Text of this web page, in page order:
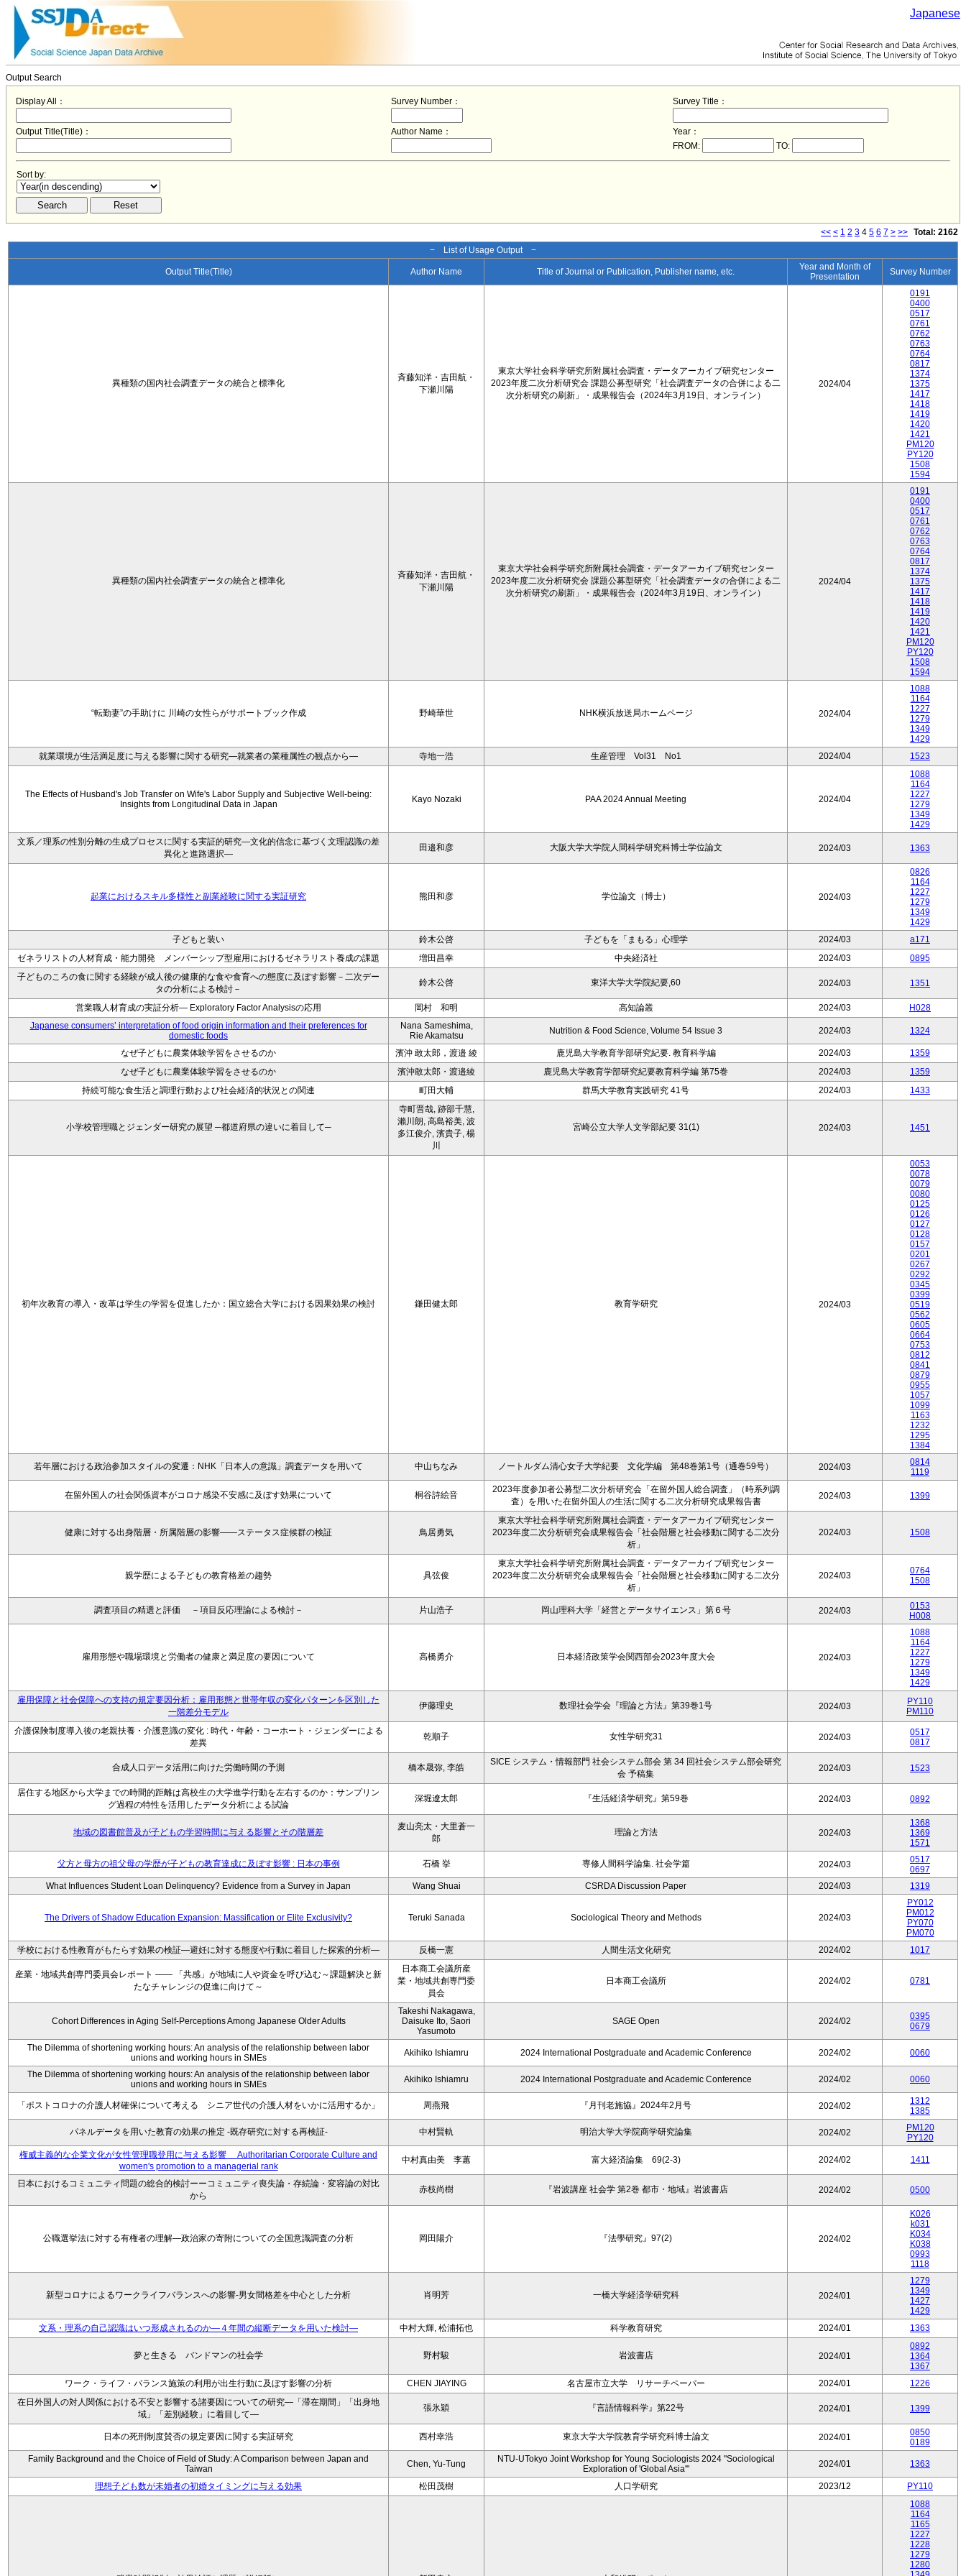
Japanese
Output Search
Display All： Survey Number： Survey Title：
Output Title(Title)： Author Name：
Year：
FROM:
TO:
Sort by:
<< < 1 2 3 4 5 6 7 > >> Total: 2162
− List of Usage Output −
Output Title(Title) Author Name Title of Journal or Publication, Publisher name, etc.
Year and Month of
Presentation
Survey Number
異種類の国内社会調査データの統合と標準化
斉藤知洋・吉田航・
下瀬川陽
東京大学社会科学研究所附属社会調査・データアーカイブ研究センター
2023年度二次分析研究会 課題公募型研究「社会調査データの合併による二
次分析研究の刷新」・成果報告会（2024年3月19日、オンライン）
2024/04
0191
0400
0517
0761
0762
0763
0764
0817
1374
1375
1417
1418
1419
1420
1421
PM120
PY120
1508
1594
異種類の国内社会調査データの統合と標準化
斉藤知洋・吉田航・
下瀬川陽
東京大学社会科学研究所附属社会調査・データアーカイブ研究センター
2023年度二次分析研究会 課題公募型研究「社会調査データの合併による二
次分析研究の刷新」・成果報告会（2024年3月19日、オンライン）
2024/04
0191
0400
0517
0761
0762
0763
0764
0817
1374
1375
1417
1418
1419
1420
1421
PM120
PY120
1508
1594
“転勤妻”の手助けに 川崎の女性らがサポートブック作成 野崎華世 NHK横浜放送局ホームページ 2024/04
1088
1164
1227
1279
1349
1429
就業環境が生活満足度に与える影響に関する研究―就業者の業種属性の観点から―
寺地一浩 生産管理 Vol31 No1 2024/04 1523
The Effects of Husband's Job Transfer on Wife's Labor Supply and Subjective Well-being:
Insights from Longitudinal Data in Japan
Kayo Nozaki PAA 2024 Annual Meeting 2024/04
1088
1164
1227
1279
1349
1429
文系／理系の性別分離の生成プロセスに関する実証的研究—文化的信念に基づく文理認識の差
異化と進路選択—
田邉和彦 大阪大学大学院人間科学研究科博士学位論文 2024/03 1363
起業におけるスキル多様性と副業経験に関する実証研究 熊田和彦 学位論文（博士） 2024/03
0826
1164
1227
1279
1349
1429
子どもと装い
鈴木公啓 子どもを「まもる」心理学 2024/03
a171
ゼネラリストの人材育成・能力開発 メンバーシップ型雇用におけるゼネラリスト養成の課題
増田昌幸 中央経済社 2024/03
0895
子どものころの食に関する経験が成人後の健康的な食や食育への態度に及ぼす影響－二次デー
タの分析による検討－
鈴木公啓 東洋大学大学院紀要,60 2024/03 1351
営業職人材育成の実証分析― Exploratory Factor Analysisの応用 岡村 和明 高知論叢 2024/03
H028
Japanese consumers’ interpretation of food origin information and their preferences for
domestic foods
Nana Sameshima,
Rie Akamatsu
Nutrition & Food Science, Volume 54 Issue 3 2024/03 1324
なぜ子どもに農業体験学習をさせるのか 濱沖 敢太郎，渡邉 綾 鹿児島大学教育学部研究紀要. 教育科学編 2024/03
1359
なぜ子どもに農業体験学習をさせるのか
濱沖敢太郎・渡邉綾 鹿児島大学教育学部研究紀要教育科学編 第75巻 2024/03
1359
持続可能な食生活と調理行動および社会経済的状況との関連
町田大輔 群馬大学教育実践研究 41号 2024/03 1433
小学校管理職とジェンダー研究の展望 ─都道府県の違いに着目して─
寺町晋哉, 跡部千慧,
瀨川朗, 高島裕美, 波
多江俊介, 濱貴子, 楊
川
宮崎公立大学人文学部紀要 31(1) 2024/03 1451
初年次教育の導入・改革は学生の学習を促進したか：国立総合大学における因果効果の検討 鎌田健太郎 教育学研究 2024/03
0053
0078
0079
0080
0125
0126
0127
0128
0157
0201
0267
0292
0345
0399
0519
0562
0605
0664
0753
0812
0841
0879
0955
1057
1099
1163
1232
1295
1384
若年層における政治参加スタイルの変遷：NHK「日本人の意識」調査データを用いて 中山ちなみ ノートルダム清心女子大学紀要 文化学編 第48巻第1号（通巻59号） 2024/03
0814
1119
在留外国人の社会関係資本がコロナ感染不安感に及ぼす効果について 桐谷詩絵音
2023年度参加者公募型二次分析研究会「在留外国人総合調査」（時系列調
査）を用いた在留外国人の生活に関する二次分析研究成果報告書
2024/03 1399
健康に対する出身階層・所属階層の影響――ステータス症候群の検証 鳥居勇気
東京大学社会科学研究所附属社会調査・データアーカイブ研究センター
2023年度二次分析研究会成果報告会「社会階層と社会移動に関する二次分
析」
2024/03 1508
親学歴による子どもの教育格差の趨勢 具弦俊
東京大学社会科学研究所附属社会調査・データアーカイブ研究センター
2023年度二次分析研究会成果報告会「社会階層と社会移動に関する二次分
析」
2024/03
0764
1508
調査項目の精選と評価 －項目反応理論による検討－ 片山浩子 岡山理科大学「経営とデータサイエンス」第６号 2024/03
0153
H008
雇用形態や職場環境と労働者の健康と満足度の要因について 高橋勇介 日本経済政策学会関西部会2023年度大会 2024/03
1088
1164
1227
1279
1349
1429
雇用保障と社会保障への支持の規定要因分析：雇用形態と世帯年収の変化パターンを区別した
一階差分モデル
伊藤理史 数理社会学会『理論と方法』第39巻1号 2024/03
PY110
PM110
介護保険制度導入後の老親扶養・介護意識の変化 : 時代・年齢・コーホート・ジェンダーによる
差異
乾順子 女性学研究31 2024/03
0517
0817
合成人口データ活用に向けた労働時間の予測 橋本晟弥, 李皓
SICE システム・情報部門 社会システム部会 第 34 回社会システム部会研究
会 予稿集
2024/03 1523
居住する地区から大学までの時間的距離は高校生の大学進学行動を左右するのか：サンプリン
グ過程の特性を活用したデータ分析による試論
深堀遼太郎 『生活経済学研究』第59巻 2024/03 0892
地域の図書館普及が子どもの学習時間に与える影響とその階層差
麦山亮太・大里蒼一
郎
理論と方法 2024/03
1368
1369
1571
父方と母方の祖父母の学歴が子どもの教育達成に及ぼす影響 : 日本の事例 石橋 挙 専修人間科学論集. 社会学篇 2024/03
0517
0697
What Influences Student Loan Delinquency? Evidence from a Survey in Japan
Wang Shuai CSRDA Discussion Paper 2024/03 1319
The Drivers of Shadow Education Expansion: Massification or Elite Exclusivity? Teruki Sanada Sociological Theory and Methods 2024/03
PY012
PM012
PY070
PM070
学校における性教育がもたらす効果の検証―避妊に対する態度や行動に着目した探索的分析―
反橋一憲 人間生活文化研究 2024/02 1017
産業・地域共創専門委員会レポート ―― 「共感」が地域に人や資金を呼び込む～課題解決と新
たなチャレンジの促進に向けて～
日本商工会議所産
業・地域共創専門委
員会
日本商工会議所 2024/02 0781
Cohort Differences in Aging Self-Perceptions Among Japanese Older Adults
Takeshi Nakagawa,
Daisuke Ito, Saori
Yasumoto
SAGE Open 2024/02
0395
0679
The Dilemma of shortening working hours: An analysis of the relationship between labor
unions and working hours in SMEs
Akihiko Ishiamru 2024 International Postgraduate and Academic Conference 2024/02 0060
The Dilemma of shortening working hours: An analysis of the relationship between labor
unions and working hours in SMEs
Akihiko Ishiamru 2024 International Postgraduate and Academic Conference 2024/02 0060
「ポストコロナの介護人材確保について考える シニア世代の介護人材をいかに活用するか」 周燕飛 『月刊老施協』2024年2月号 2024/02
1312
1385
パネルデータを用いた教育の効果の推定 -既存研究に対する再検証- 中村賢軌 明治大学大学院商学研究論集 2024/02
PM120
PY120
権威主義的な企業文化が女性管理職登用に与える影響 Authoritarian Corporate Culture and
women's promotion to a managerial rank
中村真由美 李蕙 富大経済論集 69(2-3) 2024/02 1411
日本におけるコミュニティ問題の総合的検討ーーコミュニティ喪失論・存続論・変容論の対比
から
赤枝尚樹 『岩波講座 社会学 第2巻 都市・地域』岩波書店 2024/02 0500
公職選挙法に対する有権者の理解―政治家の寄附についての全国意識調査の分析 岡田陽介 『法學研究』97(2) 2024/02
K026
k031
K034
K038
0993
1118
新型コロナによるワークライフバランスへの影響-男女間格差を中心とした分析 肖明芳 一橋大学経済学研究科 2024/01
1279
1349
1427
1429
文系・理系の自己認識はいつ形成されるのか―４年間の縦断データを用いた検討―
中村大輝, 松浦拓也 科学教育研究 2024/01 1363
夢と生きる バンドマンの社会学 野村駿 岩波書店 2024/01
0892
1364
1367
ワーク・ライフ・バランス施策の利用が出生行動に及ぼす影響の分析
CHEN JIAYING 名古屋市立大学 リサーチペーパー 2024/01
1226
在日外国人の対人関係における不安と影響する諸要因についての研究―「滞在期間」「出身地
域」「差別経験」に着目して―
張氷穎 『言語情報科学』第22号 2024/01 1399
日本の死刑制度賛否の規定要因に関する実証研究 西村幸浩 東京大学大学院教育学研究科博士論文 2024/01
0850
0189
Family Background and the Choice of Field of Study: A Comparison between Japan and
Taiwan
Chen, Yu-Tung
NTU-UTokyo Joint Workshop for Young Sociologists 2024 "Sociological
Exploration of 'Global Asia'"
2024/01 1363
理想子ども数が未婚者の初婚タイミングに与える効果 松田茂樹 人口学研究 2023/12 PY110
1088
1164
1165
1227
1228
1279
1280